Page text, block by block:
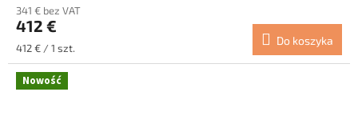
341 € bez VAT
412 €
Cena
jednostkowa:
412 € / 1 szt.
Do koszyka
Nowość